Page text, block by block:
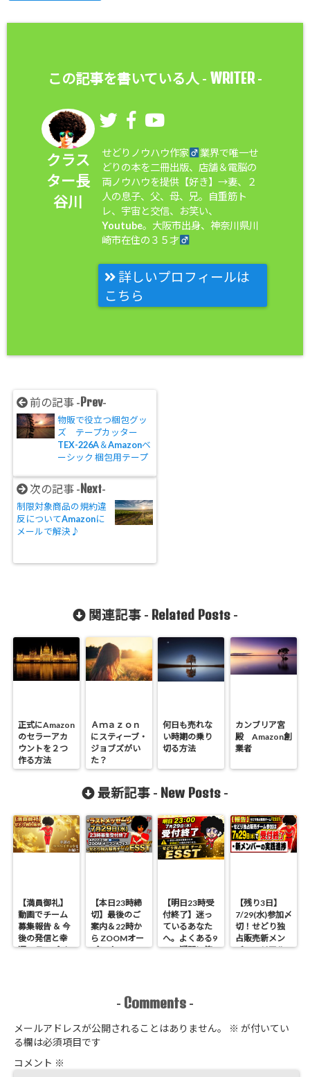
この記事を書いている人 - WRITER-
クラス
ター長
谷川
せどりノウハウ作家
業界で唯一せ
どりの本を二冊出版、店舗＆電脳の
両ノウハウを提供【好き】→妻、２
人の息子、父、母、兄。自重筋ト
レ、宇宙と交信、お笑い、
Youtube。大阪市出身、神奈川県川
崎市在住の３５才
詳しいプロフィールは
こちら
前の記事 -Prev-
物販で役立つ梱包グッ
ズ テープカッター
TEX-226A＆Amazonベ
ーシック 梱包用テープ
次の記事 -Next-
制限対象商品の規約違
反についてAmazonに
メールで解決♪
関連記事 - Related Posts-
正式にAmazon
のセラーアカ
ウントを２つ
作る方法
Ａｍａｚｏｎ
にスティーブ・
ジョブズがい
た？
何日も売れな
い時期の乗り
切る方法
カンブリア宮
殿 Amazon創
業者
最新記事 - New Posts -
【満員御礼】
動画でチーム
募集報告 ＆ 今
後の発信と幸
運のラッパイ
【本日23時締
切】最後のご
案内＆22時か
ら ZOOMオー
プンオフィス
【明日23時受
付終了】迷っ
ているあなた
へ。よくある9
つの疑問に答
【残り3日】
7/29(水)参加〆
切！せどり独
占販売新メン
バーのリアル
- Comments -
メールアドレスが公開されることはありません。 ※ が付いてい
る欄は必須項目です
コメント ※